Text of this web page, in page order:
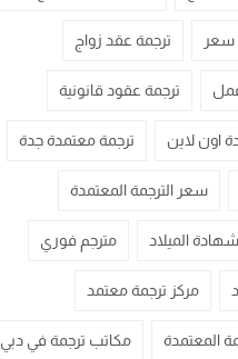
سعر ترجمة عقد زواج
ترجمة عقود قانونية
اون لاين ترجمة معتمدة جدة
سعر الترجمة المعتمدة
الميلاد مترجم فوري
مركز ترجمة معتمد
المعتمدة مكاتب ترجمة في دبي